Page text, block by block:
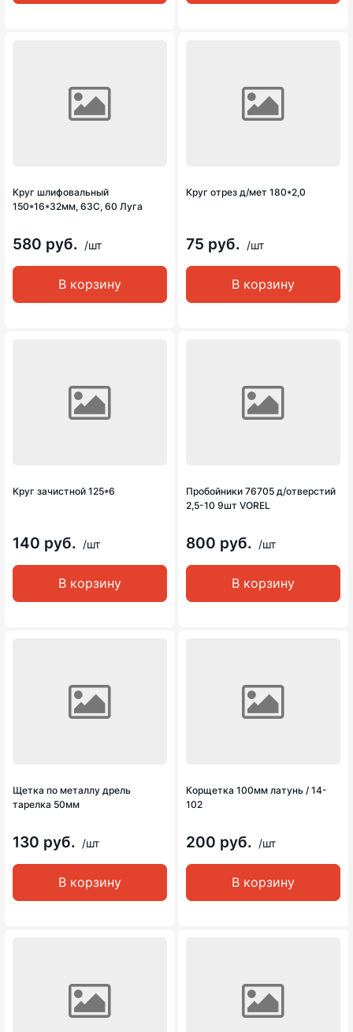
Круг шлифовальный
150*16*32мм, 63С, 60 Луга
580 руб. /шт
В корзину
Круг отрез д/мет 180*2,0
75 руб. /шт
В корзину
Круг зачистной 125*6
140 руб. /шт
В корзину
Пробойники 76705 д/отверстий
2,5-10 9шт VOREL
800 руб. /шт
В корзину
Щетка по металлу дрель
тарелка 50мм
130 руб. /шт
В корзину
Корщетка 100мм латунь / 14-
102
200 руб. /шт
В корзину